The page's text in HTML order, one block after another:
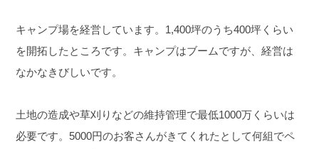
キャンプ場を経営しています。 1,400坪のうち400坪くらい
を開拓したところです。 キャンプはブームですが、経営は
なかなきびしいです。
土地の造成や草刈りなどの維持管理で最低1000万くらいは
必要です。 5000円のお客さんがきてくれたとして何組でペ